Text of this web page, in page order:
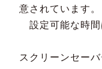
意されています。
設定可能な時間
スクリーンセー